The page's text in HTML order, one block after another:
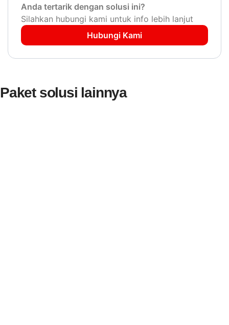
Anda tertarik dengan solusi ini?
Silahkan hubungi kami untuk info lebih lanjut
Hubungi Kami
Paket solusi lainnya